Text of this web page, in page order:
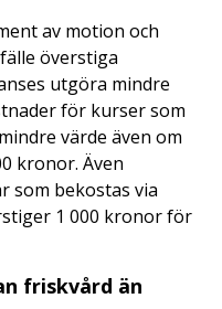
av motion och
överstiga
utgöra mindre
för kurser som
värde även om
kronor. Även
som bekostas via
1 000 kronor för
friskvård än